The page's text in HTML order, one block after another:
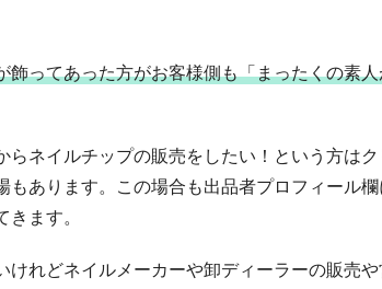
飾ってあった方がお客様側も「まったくの素
らネイルチップの販売をしたい！という方は
もあります。この場合も出品者プロフィール
ます。
けれどネイルメーカーや卸ディーラーの販売